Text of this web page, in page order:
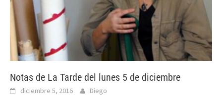
Notas de La Tarde del lunes 5 de diciembre
diciembre 5, 2016 Diego